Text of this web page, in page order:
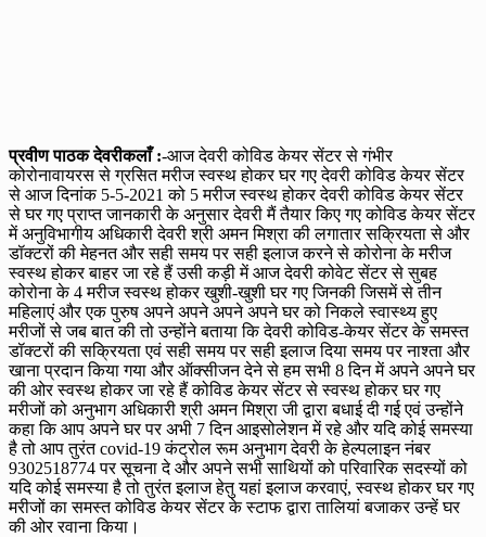
प्रवीण पाठक देवरीकलाँ :-आज देवरी कोविड केयर सेंटर से गंभीर
कोरोनावायरस से ग्रसित मरीज स्वस्थ होकर घर गए देवरी कोविड केयर सेंटर
से आज दिनांक 5-5-2021 को 5 मरीज स्वस्थ होकर देवरी कोविड केयर सेंटर
से घर गए प्राप्त जानकारी के अनुसार देवरी मैं तैयार किए गए कोविड केयर सेंटर
में अनुविभागीय अधिकारी देवरी श्री अमन मिश्रा की लगातार सक्रियता से और
डॉक्टरों की मेहनत और सही समय पर सही इलाज करने से कोरोना के मरीज
स्वस्थ होकर बाहर जा रहे हैं उसी कड़ी में आज देवरी कोवेट सेंटर से सुबह
कोरोना के 4 मरीज स्वस्थ होकर खुशी-खुशी घर गए जिनकी जिसमें से तीन
महिलाएं और एक पुरुष अपने अपने अपने अपने घर को निकले स्वास्थ्य हुए
मरीजों से जब बात की तो उन्होंने बताया कि देवरी कोविड-केयर सेंटर के समस्त
डॉक्टरों की सक्रियता एवं सही समय पर सही इलाज दिया समय पर नाश्ता और
खाना प्रदान किया गया और ऑक्सीजन देने से हम सभी 8 दिन में अपने अपने घर
की ओर स्वस्थ होकर जा रहे हैं कोविड केयर सेंटर से स्वस्थ होकर घर गए
मरीजों को अनुभाग अधिकारी श्री अमन मिश्रा जी द्वारा बधाई दी गई एवं उन्होंने
कहा कि आप अपने घर पर अभी 7 दिन आइसोलेशन में रहे और यदि कोई समस्या
है तो आप तुरंत covid-19 कंट्रोल रूम अनुभाग देवरी के हेल्पलाइन नंबर
9302518774 पर सूचना दे और अपने सभी साथियों को परिवारिक सदस्यों को
यदि कोई समस्या है तो तुरंत इलाज हेतु यहां इलाज करवाएं, स्वस्थ होकर घर गए
मरीजों का समस्त कोविड केयर सेंटर के स्टाफ द्वारा तालियां बजाकर उन्हें घर
की ओर रवाना किया।